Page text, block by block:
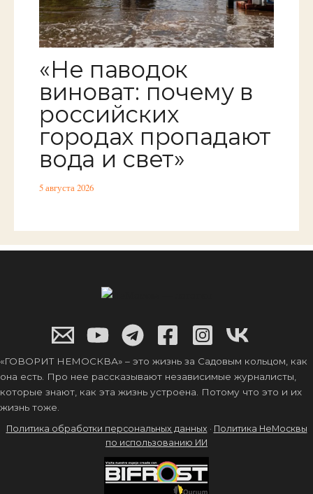
«Не паводок
виноват: почему в
российских
городах пропадают
вода и свет»
5 августа 2026
«ГОВОРИТ НЕМОСКВА» – это жизнь за Садовым кольцом, как
она есть. Про нее рассказывают независимые журналисты,
которые знают, как эта жизнь устроена. Потому что это и их
жизнь тоже.
Политика обработки персональных данных · Политика НеМосквы
по использованию ИИ